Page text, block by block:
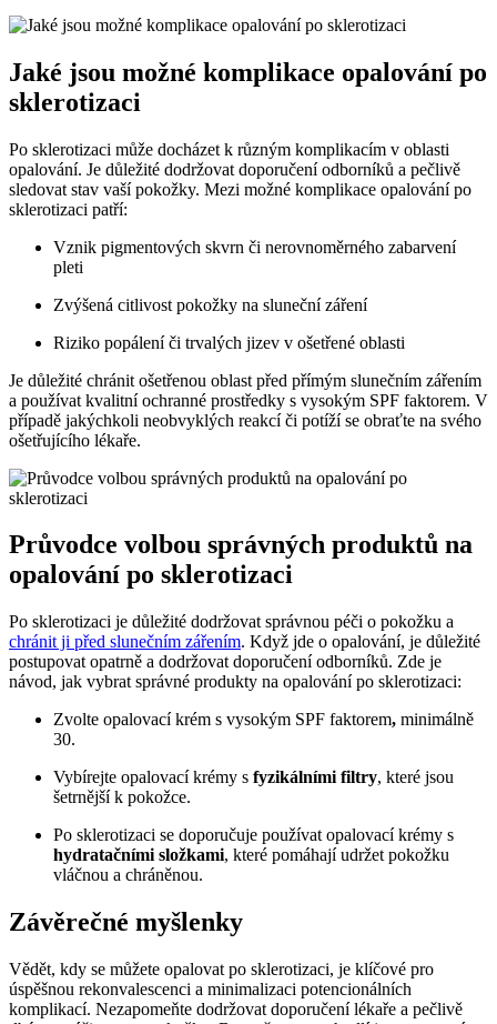
Jaké jsou možné komplikace opalování po
sklerotizaci
Po sklerotizaci může docházet k různým komplikacím v oblasti
opalování. Je důležité dodržovat doporučení odborníků a pečlivě
sledovat stav vaší pokožky. Mezi možné komplikace opalování po
sklerotizaci patří:
Vznik pigmentových skvrn či nerovnoměrného zabarvení
pleti
Zvýšená citlivost pokožky na sluneční záření
Riziko popálení či trvalých jizev v ošetřené oblasti
Je důležité chránit ošetřenou oblast před přímým slunečním zářením
a používat kvalitní ochranné prostředky s vysokým SPF faktorem. V
případě jakýchkoli neobvyklých reakcí či potíží se obraťte na svého
ošetřujícího lékaře.
Průvodce volbou správných produktů na
opalování po sklerotizaci
Po sklerotizaci je důležité dodržovat správnou péči o pokožku a
chránit ji před slunečním zářením. Když jde o opalování, je důležité
postupovat opatrně a dodržovat doporučení odborníků. Zde je
návod, jak vybrat správné produkty na opalování po sklerotizaci:
Zvolte opalovací krém s vysokým SPF faktorem, minimálně
30.
Vybírejte opalovací krémy s fyzikálními filtry, které jsou
šetrnější k pokožce.
Po sklerotizaci se doporučuje používat opalovací krémy s
hydratačními složkami, které pomáhají udržet pokožku
vláčnou a chráněnou.
Závěrečné myšlenky
Vědět, kdy se můžete opalovat po sklerotizaci, je klíčové pro
úspěšnou rekonvalescenci a minimalizaci potencionálních
komplikací. Nezapomeňte dodržovat doporučení lékaře a pečlivě